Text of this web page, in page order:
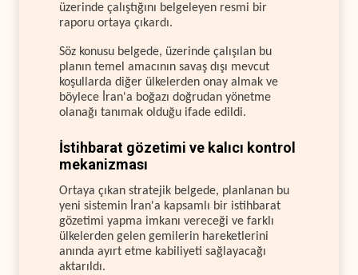
üzerinde çalıştığını belgeleyen resmi bir
raporu ortaya çıkardı.
Söz konusu belgede, üzerinde çalışılan bu
planın temel amacının savaş dışı mevcut
koşullarda diğer ülkelerden onay almak ve
böylece İran'a boğazı doğrudan yönetme
olanağı tanımak olduğu ifade edildi.
İstihbarat gözetimi ve kalıcı kontrol
mekanizması
Ortaya çıkan stratejik belgede, planlanan bu
yeni sistemin İran'a kapsamlı bir istihbarat
gözetimi yapma imkanı vereceği ve farklı
ülkelerden gelen gemilerin hareketlerini
anında ayırt etme kabiliyeti sağlayacağı
aktarıldı.